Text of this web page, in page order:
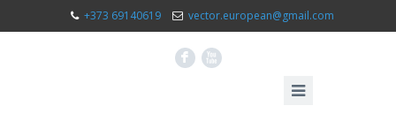
+373 69140619 vector.european@gmail.com
F X